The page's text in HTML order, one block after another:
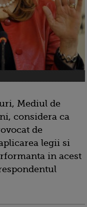
Mediul de
considera ca
de
legii si
in acest